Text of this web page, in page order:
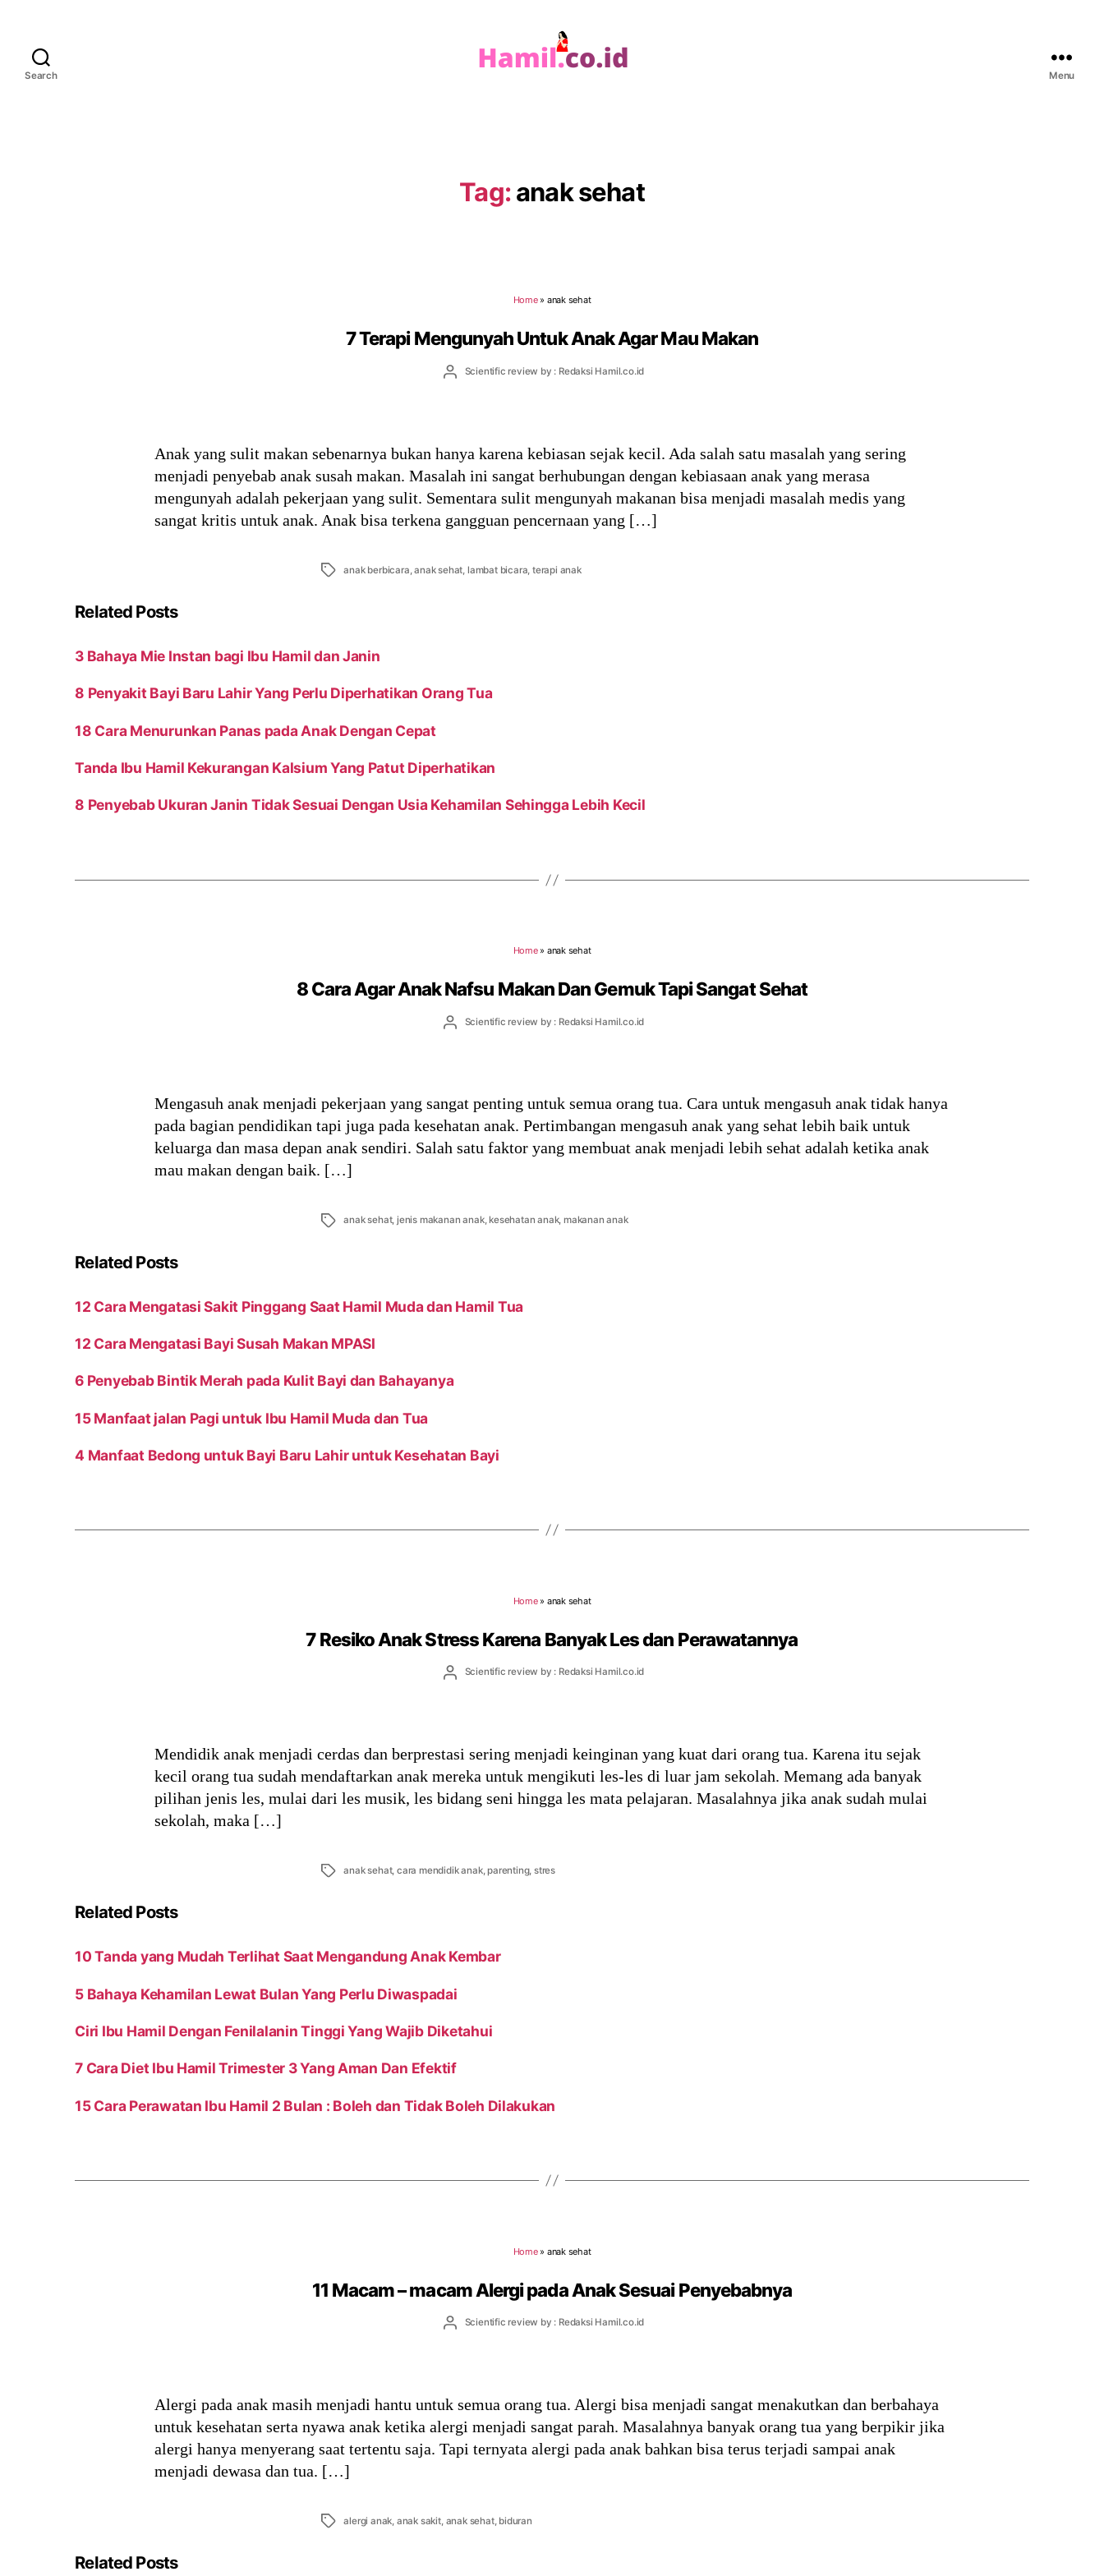
Search Menu
Tag:anak sehat
Home» anak sehat
7 Terapi Mengunyah Untuk Anak Agar Mau Makan
PostScientific review by : Redaksi Hamil.co.id
Anak yang sulit makan sebenarnya bukan hanya karena kebiasan sejak kecil. Ada salah satu masalah yang sering
menjadi penyebab anak susah makan. Masalah ini sangat berhubungan dengan kebiasaan anak yang merasa
mengunyah adalah pekerjaan yang sulit. Sementara sulit mengunyah makanan bisa menjadi masalah medis yang
sangat kritis untuk anak. Anak bisa terkena gangguan pencernaan yang […]
Tags anak berbicara ,anak sehat lambat bicara terapi anak
Related Posts
3 Bahaya Mie Instan bagi Ibu Hamil dan Janin
8 Penyakit Bayi Baru Lahir Yang Perlu Diperhatikan Orang Tua
18 Cara Menurunkan Panas pada Anak Dengan Cepat
Tanda Ibu Hamil Kekurangan Kalsium Yang Patut Diperhatikan
8 Penyebab Ukuran Janin Tidak Sesuai Dengan Usia Kehamilan Sehingga Lebih Kecil
Home» anak sehat
8 Cara Agar Anak Nafsu Makan Dan Gemuk Tapi Sangat Sehat
PostScientific review by : Redaksi Hamil.co.id
Mengasuh anak menjadi pekerjaan yang sangat penting untuk semua orang tua. Cara untuk mengasuh anak tidak hanya
pada bagian pendidikan tapi juga pada kesehatan anak. Pertimbangan mengasuh anak yang sehat lebih baik untuk
keluarga dan masa depan anak sendiri. Salah satu faktor yang membuat anak menjadi lebih sehat adalah ketika anak
mau makan dengan baik. […]
Tags anak sehat, jenis makanan anak, kesehatan anak, makanan anak
Related Posts
12 Cara Mengatasi Sakit Pinggang Saat Hamil Muda dan Hamil Tua
12 Cara Mengatasi Bayi Susah Makan MPASI
6 Penyebab Bintik Merah pada Kulit Bayi dan Bahayanya
15 Manfaat jalan Pagi untuk Ibu Hamil Muda dan Tua
4 Manfaat Bedong untuk Bayi Baru Lahir untuk Kesehatan Bayi
Home» anak sehat
7 Resiko Anak Stress Karena Banyak Les dan Perawatannya
PostScientific review by : Redaksi Hamil.co.id
Mendidik anak menjadi cerdas dan berprestasi sering menjadi keinginan yang kuat dari orang tua. Karena itu sejak
kecil orang tua sudah mendaftarkan anak mereka untuk mengikuti les-les di luar jam sekolah. Memang ada banyak
pilihan jenis les, mulai dari les musik, les bidang seni hingga les mata pelajaran. Masalahnya jika anak sudah mulai
sekolah, maka […]
Tags anak sehat,cara mendidik anak,parenting, stres
Related Posts
10 Tanda yang Mudah Terlihat Saat Mengandung Anak Kembar
5 Bahaya Kehamilan Lewat Bulan Yang Perlu Diwaspadai
Ciri Ibu Hamil Dengan Fenilalanin Tinggi Yang Wajib Diketahui
7 Cara Diet Ibu Hamil Trimester 3 Yang Aman Dan Efektif
15 Cara Perawatan Ibu Hamil 2 Bulan : Boleh dan Tidak Boleh Dilakukan
Home» anak sehat
11 Macam – macam Alergi pada Anak Sesuai Penyebabnya
PostScientific review by : Redaksi Hamil.co.id
Alergi pada anak masih menjadi hantu untuk semua orang tua. Alergi bisa menjadi sangat menakutkan dan berbahaya
untuk kesehatan serta nyawa anak ketika alergi menjadi sangat parah. Masalahnya banyak orang tua yang berpikir jika
alergi hanya menyerang saat tertentu saja. Tapi ternyata alergi pada anak bahkan bisa terus terjadi sampai anak
menjadi dewasa dan tua. […]
Tags alergi anak anak sakit, anak sehat, biduran
Related Posts